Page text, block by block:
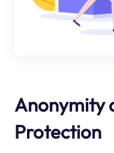
Anonymity
Protection